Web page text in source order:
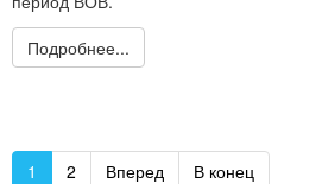
Подробнее...
1 2 Вперед В конец